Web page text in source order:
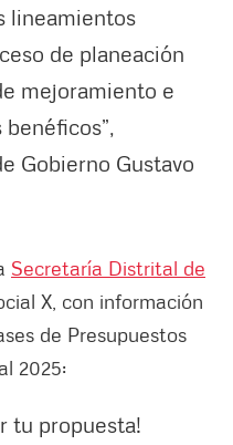
lineamientos
de planeación
mejoramiento e
Gobierno Gustavo
Secretaría Distrital de
X, con información
de Presupuestos
2025:
tu propuesta!